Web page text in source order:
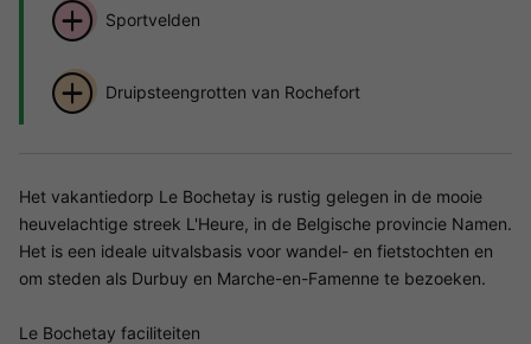
Sportvelden
Druipsteengrotten van Rochefort
Het vakantiedorp Le Bochetay is rustig gelegen in de mooie
heuvelachtige streek L'Heure, in de Belgische provincie Namen.
Het is een ideale uitvalsbasis voor wandel- en fietstochten en
om steden als Durbuy en Marche-en-Famenne te bezoeken.
Le Bochetay faciliteiten